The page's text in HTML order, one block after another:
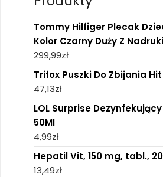
Tommy Hilfiger Plecak
Kolor Czarny Duży Z
299,99zł
Trifox Puszki Do Zbijania
47,13zł
LOL Surprise
50Ml
4,99zł
Hepatil Vit, 150 mg, tabl.,
13,49zł